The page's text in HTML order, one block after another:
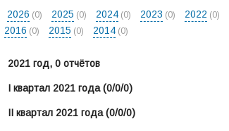
2026 (0) 2025 (0) 2024 (0) 2023 (0) 2022 (0)
2016 (0) 2015 (0) 2014 (0)
2021 год, 0 отчётов
I квартал 2021 года(0/0/0)
II квартал 2021 года(0/0/0)